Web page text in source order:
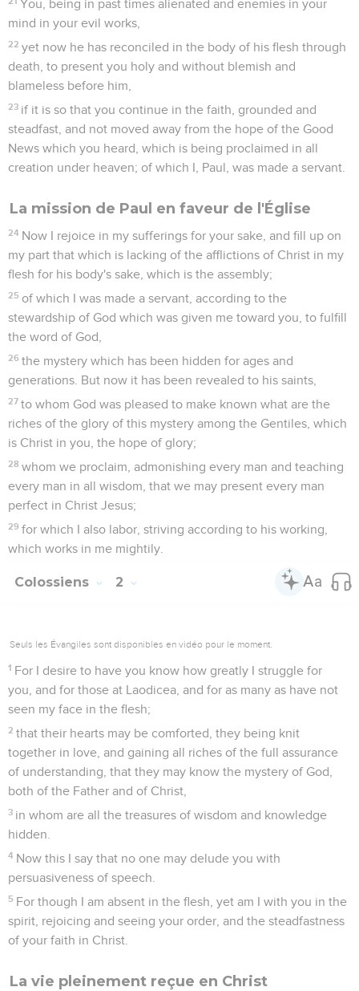
You, being in past times alienated and enemies in your
mind in your evil works,
22 yet now he has reconciled in the body of his flesh through
death, to present you holy and without blemish and
blameless before him,
23 if it is so that you continue in the faith, grounded and
steadfast, and not moved away from the hope of the Good
News which you heard, which is being proclaimed in all
creation under heaven; of which I, Paul, was made a servant.
La mission de Paul en faveur de l'Église
24 Now I rejoice in my sufferings for your sake, and fill up on
my part that which is lacking of the afflictions of Christ in my
flesh for his body's sake, which is the assembly;
25 of which I was made a servant, according to the
stewardship of God which was given me toward you, to fulfill
the word of God,
26 the mystery which has been hidden for ages and
generations. But now it has been revealed to his saints,
27 to whom God was pleased to make known what are the
riches of the glory of this mystery among the Gentiles, which
is Christ in you, the hope of glory;
28 whom we proclaim, admonishing every man and teaching
every man in all wisdom, that we may present every man
perfect in Christ Jesus;
29 for which I also labor, striving according to his working,
which works in me mightily.
Colossiens 2
Seuls les Évangiles sont disponibles en vidéo pour le moment.
1 For I desire to have you know how greatly I struggle for
you, and for those at Laodicea, and for as many as have not
seen my face in the flesh;
2 that their hearts may be comforted, they being knit
together in love, and gaining all riches of the full assurance
of understanding, that they may know the mystery of God,
both of the Father and of Christ,
3 in whom are all the treasures of wisdom and knowledge
hidden.
4 Now this I say that no one may delude you with
persuasiveness of speech.
5 For though I am absent in the flesh, yet am I with you in the
spirit, rejoicing and seeing your order, and the steadfastness
of your faith in Christ.
La vie pleinement reçue en Christ